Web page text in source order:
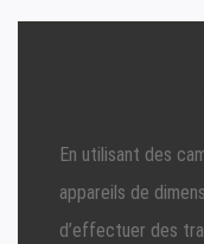
En utilisant des
appareils de
d’effectuer des